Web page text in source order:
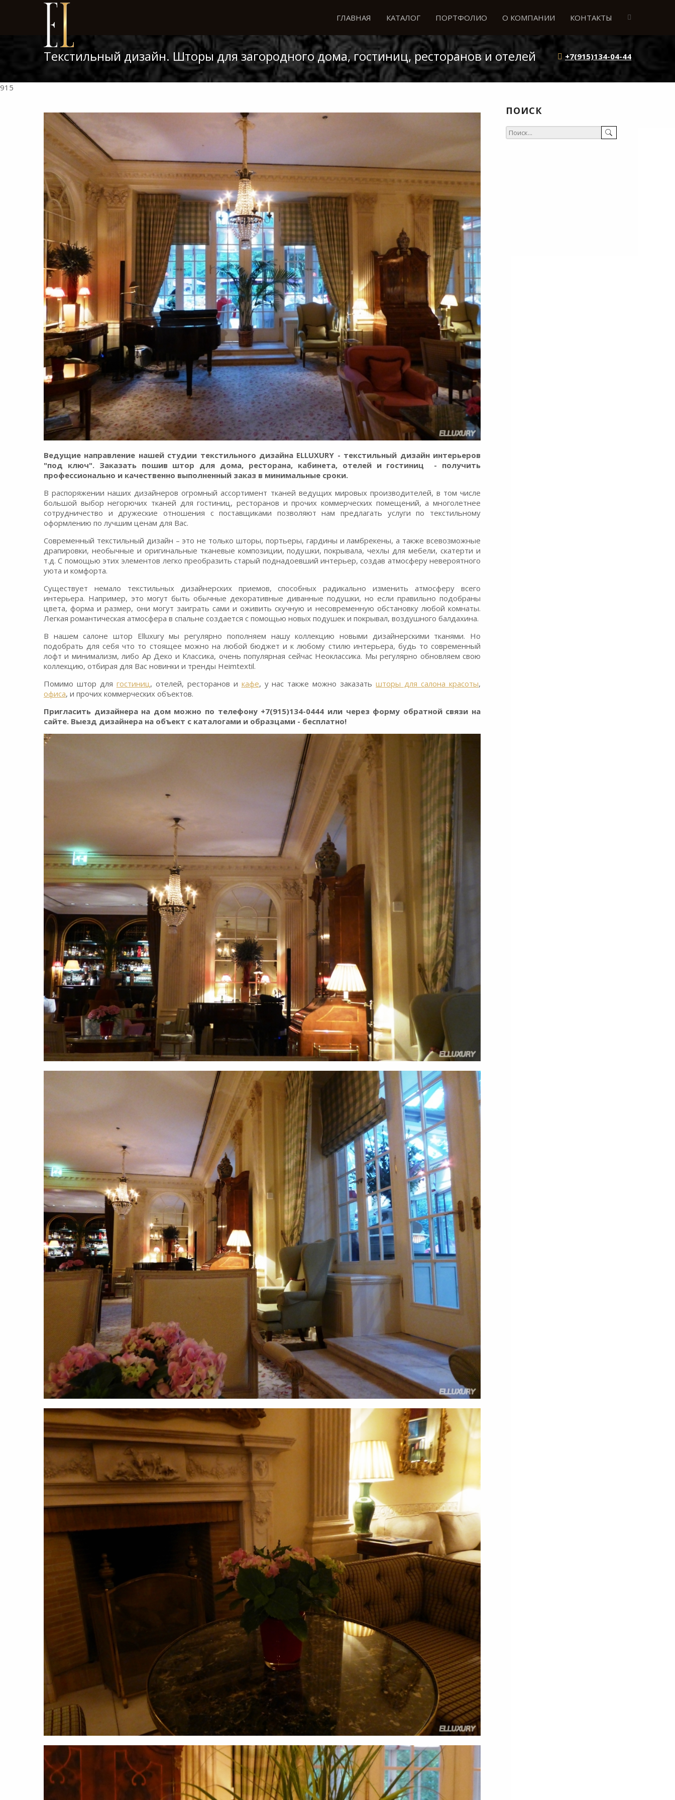
ГЛАВНАЯ КАТАЛОГ ПОРТФОЛИО О КОМПАНИИ КОНТАКТЫ
Текстильный дизайн. Шторы для загородного дома, гостиниц, ресторанов и отелей +7(915)134-04-44
915
Ведущие направление нашей студии текстильного дизайна ELLUXURY - текстильный дизайн интерьеров
"под ключ". Заказать пошив штор для дома, ресторана, кабинета, отелей и гостиниц - получить
профессионально и качественно выполненный заказ в минимальные сроки.
В распоряжении наших дизайнеров огромный ассортимент тканей ведущих мировых производителей, в том числе
большой выбор негорючих тканей для гостиниц, ресторанов и прочих коммерческих помещений, а многолетнее
сотрудничество и дружеские отношения с поставщиками позволяют нам предлагать услуги по текстильному
оформлению по лучшим ценам для Вас.
Современный текстильный дизайн – это не только шторы, портьеры, гардины и ламбрекены, а также всевозможные
драпировки, необычные и оригинальные тканевые композиции, подушки, покрывала, чехлы для мебели, скатерти и
т.д. С помощью этих элементов легко преобразить старый поднадоевший интерьер, создав атмосферу невероятного
уюта и комфорта.
Существует немало текстильных дизайнерских приемов, способных радикально изменить атмосферу всего
интерьера. Например, это могут быть обычные декоративные диванные подушки, но если правильно подобраны
цвета, форма и размер, они могут заиграть сами и оживить скучную и несовременную обстановку любой комнаты.
Легкая романтическая атмосфера в спальне создается с помощью новых подушек и покрывал, воздушного балдахина.
В нашем салоне штор Elluxury мы регулярно пополняем нашу коллекцию новыми дизайнерскими тканями. Но
подобрать для себя что то стоящее можно на любой бюджет и к любому стилю интерьера, будь то современный
лофт и минимализм, либо Ар Деко и Классика, очень популярная сейчас Неоклассика. Мы регулярно обновляем свою
коллекцию, отбирая для Вас новинки и тренды Heimtextil.
Помимо штор для гостиниц , отелей, ресторанов и кафе, у нас также можно заказатьшторы для салона красоты,
офиса, и прочих коммерческих объектов.
Пригласить дизайнера на дом можно по телефону +7(915)134-0444 или через форму обратной связи на
сайте. Выезд дизайнера на объект с каталогами и образцами - бесплатно!
ПОИСК